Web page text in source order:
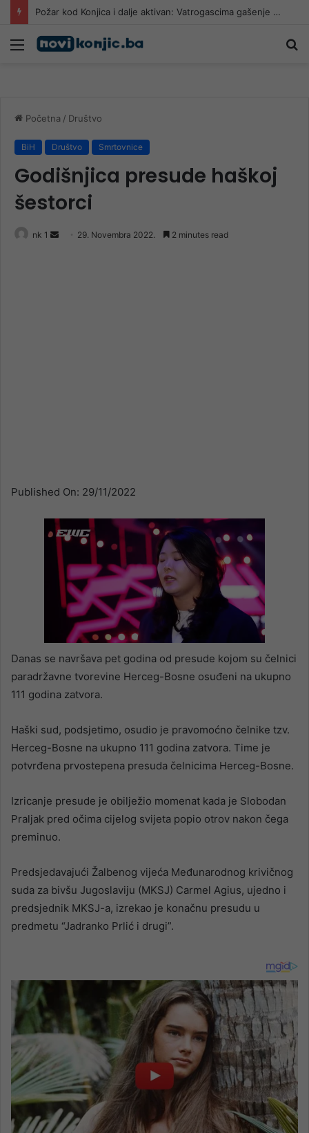
Požar kod Konjica i dalje aktivan: Vatrogascima gašenje otežava nepristupačan teren
Meni
Početna / Društvo
BiH Društvo Smrtovnice
Godišnjica presude haškoj
šestorci
nk 1
Send 29. Novembra 2022. 2 minutes read
Published On: 29/11/2022
Danas se navršava pet godina od presude kojom su čelnici
paradržavne tvorevine Herceg-Bosne osuđeni na ukupno
111 godina zatvora.
Haški sud, podsjetimo, osudio je pravomoćno čelnike tzv.
Herceg-Bosne na ukupno 111 godina zatvora. Time je
potvrđena prvostepena presuda čelnicima Herceg-Bosne.
Izricanje presude je obilježio momenat kada je Slobodan
Praljak pred očima cijelog svijeta popio otrov nakon čega
preminuo.
Predsjedavajući Žalbenog vijeća Međunarodnog krivičnog
suda za bivšu Jugoslaviju (MKSJ) Carmel Agius, ujedno i
predsjednik MKSJ-a, izrekao je konačnu presudu u
predmetu “Jadranko Prlić i drugi”.